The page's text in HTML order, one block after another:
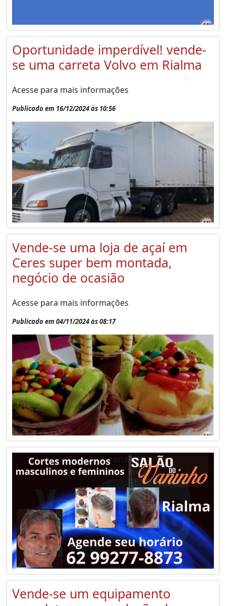
Oportunidade imperdível! vende-
se uma carreta Volvo em Rialma
Acesse para mais informações
Publicado em 16/12/2024 às 10:56
Vende-se uma loja de açaí em
Ceres super bem montada,
negócio de ocasião
Acesse para mais informações
Publicado em 04/11/2024 às 08:17
Vende-se um equipamento